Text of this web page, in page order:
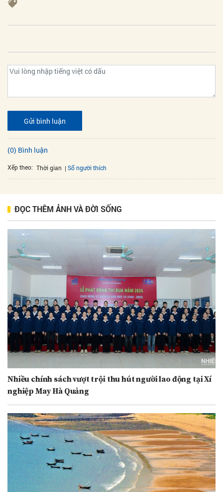
Gửi bình luận
(0) Bình luận
Xếp theo: Thời gian Số người thích
ĐỌC THÊM ẢNH VÀ ĐỜI SỐNG
Nhiều chính sách vượt trội thu hút người lao động tại Xí
nghiệp May Hà Quảng